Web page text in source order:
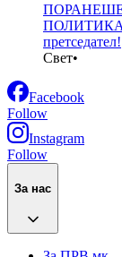
претседател!
Свет•
Facebook
Follow
Instagram
Follow
За нас